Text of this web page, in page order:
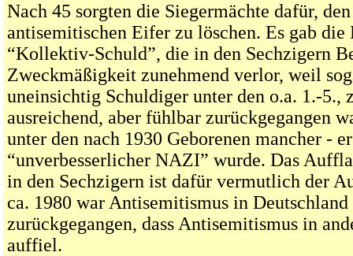
Nach 45 sorgten die Siegermächte dafür, den
antisemitischen Eifer zu löschen. Es gab die
“Kollektiv-Schuld”, die in den Sechzigern
Zweckmäßigkeit zunehmend verlor, weil
uneinsichtig Schuldiger unter den o.a. 1.-5.,
ausreichend, aber fühlbar zurückgegangen
unter den nach 1930 Geborenen mancher -
“unverbesserlicher NAZI” wurde. Das
in den Sechzigern ist dafür vermutlich der
ca. 1980 war Antisemitismus in Deutschland
zurückgegangen, dass Antisemitismus in
auffiel.